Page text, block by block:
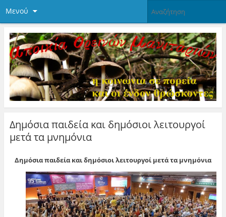
Μενού
Δημόσια παιδεία και δημόσιοι λειτουργοί
μετά τα μνημόνια
Δημόσια παιδεία και δημόσιοι λειτουργοί μετά τα μνημόνια